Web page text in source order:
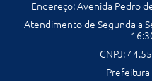
Transparência
Endereço: Avenida Pedro
Atendimento de Segunda a
CNPJ:
Prefeitura